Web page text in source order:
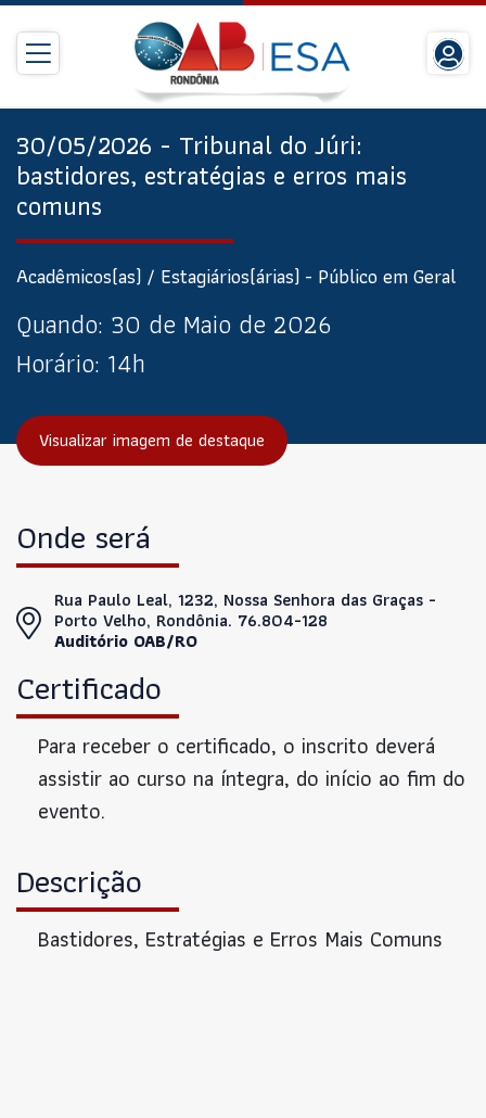
30/05/2026 - Tribunal do Júri:
bastidores, estratégias e erros mais
comuns
Acadêmicos(as) / Estagiários(árias) - Público em Geral
Quando: 30 de Maio de 2026
Horário: 14h
Visualizar imagem de destaque
Onde será
Rua Paulo Leal, 1232, Nossa Senhora das Graças -
Porto Velho, Rondônia. 76.804-128
Auditório OAB/RO
Certificado
Para receber o certificado, o inscrito deverá
assistir ao curso na íntegra, do início ao fim do
evento.
Descrição
Bastidores, Estratégias e Erros Mais Comuns